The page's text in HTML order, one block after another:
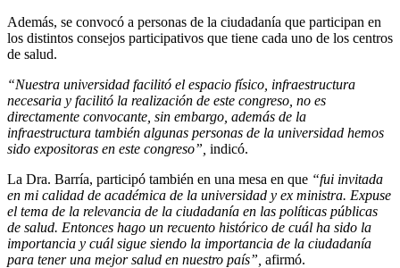
Además, se convocó a personas de la ciudadanía que participan en
los distintos consejos participativos que tiene cada uno de los centros
de salud.
“Nuestra universidad facilitó el espacio físico, infraestructura
necesaria y facilitó la realización de este congreso, no es
directamente convocante, sin embargo, además de la
infraestructura también algunas personas de la universidad hemos
sido expositoras en este congreso”, indicó.
La Dra. Barría, participó también en una mesa en que “fui invitada
en mi calidad de académica de la universidad y ex ministra. Expuse
el tema de la relevancia de la ciudadanía en las políticas públicas
de salud. Entonces hago un recuento histórico de cuál ha sido la
importancia y cuál sigue siendo la importancia de la ciudadanía
para tener una mejor salud en nuestro país”, afirmó.